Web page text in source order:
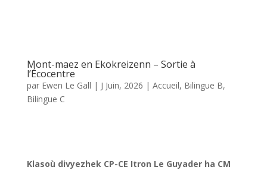
Ekogreizenn e Pleuveur-Bodoù evit o sortiadenn
fin ar bloaz. Diouzh ar mintin o deus heuliet ar
skolidi daou atalier disheñvel : ur valeadenn
kontet e brezhoneg evit ar re CP-CE gant
doare frank hag dizoleiñ t ar c’hoarioù ha